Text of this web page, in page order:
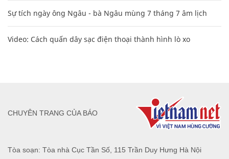
Sự tích ngày ông Ngâu - bà Ngâu mùng 7 tháng 7 âm lịch
Video: Cách quấn dây sạc điện thoại thành hình lò xo
Tòa soạn: Tòa nhà Cục Tần Số, 115 Trần Duy Hưng Hà Nội
CHUYÊN TRANG CỦA BÁO